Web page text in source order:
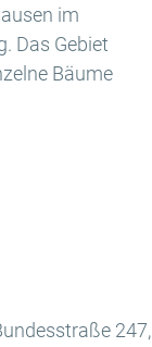
im
Das Gebiet
Bäume
247,